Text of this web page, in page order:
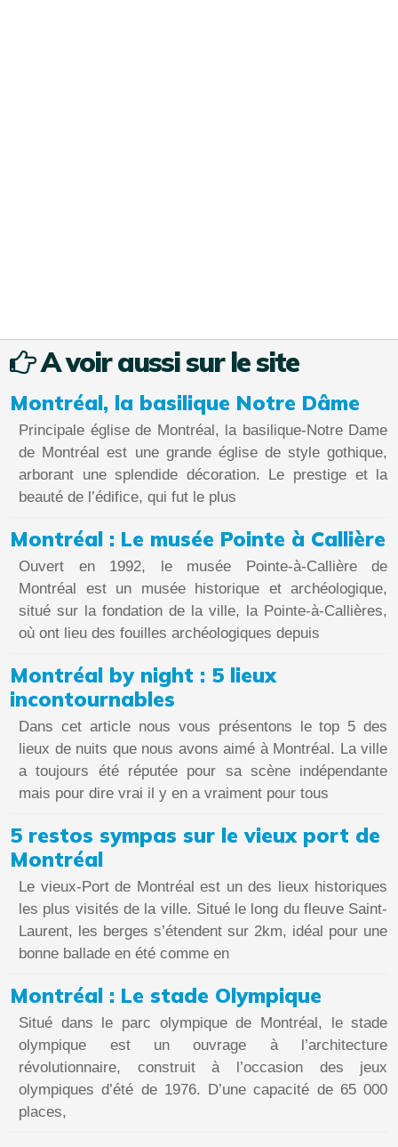
A voir aussi sur le site
Montréal, la basilique Notre Dâme
Principale église de Montréal, la basilique-Notre Dame
de Montréal est une grande église de style gothique,
arborant une splendide décoration. Le prestige et la
beauté de l’édifice, qui fut le plus
Montréal : Le musée Pointe à Callière
Ouvert en 1992, le musée Pointe-à-Callière de
Montréal est un musée historique et archéologique,
situé sur la fondation de la ville, la Pointe-à-Callières,
où ont lieu des fouilles archéologiques depuis
Montréal by night : 5 lieux
incontournables
Dans cet article nous vous présentons le top 5 des
lieux de nuits que nous avons aimé à Montréal. La ville
a toujours été réputée pour sa scène indépendante
mais pour dire vrai il y en a vraiment pour tous
5 restos sympas sur le vieux port de
Montréal
Le vieux-Port de Montréal est un des lieux historiques
les plus visités de la ville. Situé le long du fleuve Saint-
Laurent, les berges s’étendent sur 2km, idéal pour une
bonne ballade en été comme en
Montréal : Le stade Olympique
Situé dans le parc olympique de Montréal, le stade
olympique est un ouvrage à l’architecture
révolutionnaire, construit à l’occasion des jeux
olympiques d’été de 1976. D’une capacité de 65 000
places,